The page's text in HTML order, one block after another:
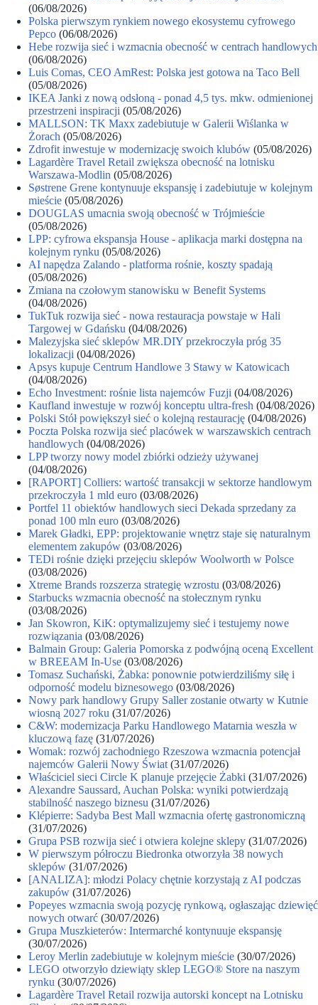
(06/08/2026)
Polska pierwszym rynkiem nowego ekosystemu cyfrowego
Pepco (06/08/2026)
Hebe rozwija sieć i wzmacnia obecność w centrach handlowych
(06/08/2026)
Luis Comas, CEO AmRest: Polska jest gotowa na Taco Bell
(05/08/2026)
IKEA Janki z nową odsłoną - ponad 4,5 tys. mkw. odmienionej
przestrzeni inspiracji (05/08/2026)
MALLSON: TK Maxx zadebiutuje w Galerii Wiślanka w
Żorach (05/08/2026)
Zdrofit inwestuje w modernizację swoich klubów (05/08/2026)
Lagardère Travel Retail zwiększa obecność na lotnisku
Warszawa-Modlin (05/08/2026)
Søstrene Grene kontynuuje ekspansję i zadebiutuje w kolejnym
mieście (05/08/2026)
DOUGLAS umacnia swoją obecność w Trójmieście
(05/08/2026)
LPP: cyfrowa ekspansja House - aplikacja marki dostępna na
kolejnym rynku (05/08/2026)
AI napędza Zalando - platforma rośnie, koszty spadają
(05/08/2026)
Zmiana na czołowym stanowisku w Benefit Systems
(04/08/2026)
TukTuk rozwija sieć - nowa restauracja powstaje w Hali
Targowej w Gdańsku (04/08/2026)
Malezyjska sieć sklepów MR.DIY przekroczyła próg 35
lokalizacji (04/08/2026)
Apsys kupuje Centrum Handlowe 3 Stawy w Katowicach
(04/08/2026)
Echo Investment: rośnie lista najemców Fuzji (04/08/2026)
Kaufland inwestuje w rozwój konceptu ultra-fresh (04/08/2026)
Polski Stół powiększył sieć o kolejną restaurację (04/08/2026)
Poczta Polska rozwija sieć placówek w warszawskich centrach
handlowych (04/08/2026)
LPP tworzy nowy model zbiórki odzieży używanej
(04/08/2026)
[RAPORT] Colliers: wartość transakcji w sektorze handlowym
przekroczyła 1 mld euro (03/08/2026)
Portfel 11 obiektów handlowych sieci Dekada sprzedany za
ponad 100 mln euro (03/08/2026)
Marek Gładki, EPP: projektowanie wnętrz staje się naturalnym
elementem zakupów (03/08/2026)
TEDi rośnie dzięki przejęciu sklepów Woolworth w Polsce
(03/08/2026)
Xtreme Brands rozszerza strategię wzrostu (03/08/2026)
Starbucks wzmacnia obecność na stołecznym rynku
(03/08/2026)
Jan Skowron, KiK: optymalizujemy sieć i testujemy nowe
rozwiązania (03/08/2026)
Balmain Group: Galeria Pomorska z podwójną oceną Excellent
w BREEAM In-Use (03/08/2026)
Tomasz Suchański, Żabka: ponownie potwierdziliśmy siłę i
odporność modelu biznesowego (03/08/2026)
Nowy park handlowy Grupy Saller zostanie otwarty w Kutnie
wiosną 2027 roku (31/07/2026)
C&W: modernizacja Parku Handlowego Matarnia weszła w
kluczową fazę (31/07/2026)
Womak: rozwój zachodniego Rzeszowa wzmacnia potencjał
najemców Galerii Nowy Świat (31/07/2026)
Właściciel sieci Circle K planuje przejęcie Żabki (31/07/2026)
Alexandre Saussard, Auchan Polska: wyniki potwierdzają
stabilność naszego biznesu (31/07/2026)
Klépierre: Sadyba Best Mall wzmacnia ofertę gastronomiczną
(31/07/2026)
Grupa PSB rozwija sieć i otwiera kolejne sklepy (31/07/2026)
W pierwszym półroczu Biedronka otworzyła 38 nowych
sklepów (31/07/2026)
[ANALIZA]: młodzi Polacy chętnie korzystają z AI podczas
zakupów (31/07/2026)
Popeyes wzmacnia swoją pozycję rynkową, ogłaszając dziewięć
nowych otwarć (30/07/2026)
Grupa Muszkieterów: Intermarché kontynuuje ekspansję
(30/07/2026)
Leroy Merlin zadebiutuje w kolejnym mieście (30/07/2026)
LEGO otworzyło dziewiąty sklep LEGO® Store na naszym
rynku (30/07/2026)
Lagardère Travel Retail rozwija autorski koncept na Lotnisku